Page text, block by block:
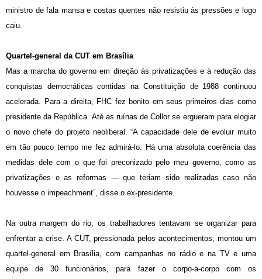
ministro de fala mansa e costas quentes não resistiu às pressões e logo
caiu.
Quartel-general da CUT em Brasília
Mas a marcha do governo em direção às privatizações e à redução das
conquistas democráticas contidas na Constituição de 1988 continuou
acelerada. Para a direita, FHC fez bonito em seus primeiros dias como
presidente da República. Até as ruínas de Collor se ergueram para elogiar
o novo chefe do projeto neoliberal. “A capacidade dele de evoluir muito
em tão pouco tempo me fez admirá-lo. Há uma absoluta coerência das
medidas dele com o que foi preconizado pelo meu governo, como as
privatizações e as reformas — que teriam sido realizadas caso não
houvesse o impeachment”, disse o ex-presidente.
Na outra margem do rio, os trabalhadores tentavam se organizar para
enfrentar a crise. A CUT, pressionada pelos acontecimentos, montou um
quartel-general em Brasília, com campanhas no rádio e na TV e uma
equipe de 30 funcionários, para fazer o corpo-a-corpo com os